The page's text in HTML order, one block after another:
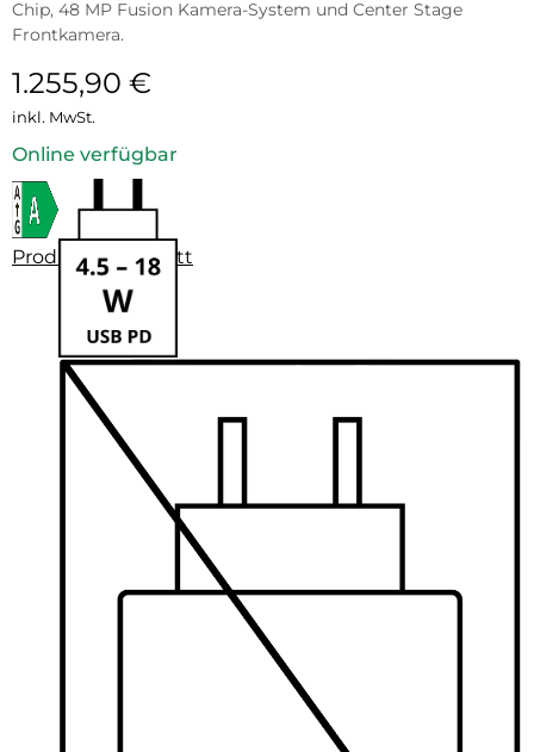
Chip, 48 MP Fusion Kamera-System und Center Stage
Frontkamera.
1.255,90 €
inkl. MwSt.
Online verfügbar
Produktdatenblatt